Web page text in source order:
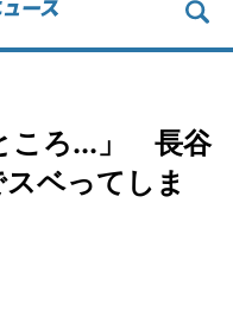
ころ...」 長谷
ベってしま